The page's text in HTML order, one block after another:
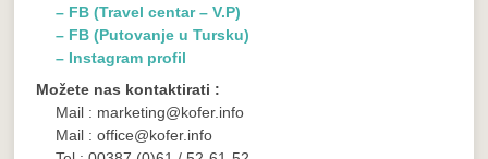
– FB (Travel centar – V.P)
– FB (Putovanje u Tursku)
– Instagram profil
Možete nas kontaktirati :
Mail : marketing@kofer.info
Mail : office@kofer.info